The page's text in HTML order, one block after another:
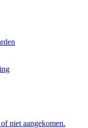
niet aangekomen.